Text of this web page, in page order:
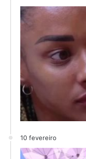
10 fevereiro